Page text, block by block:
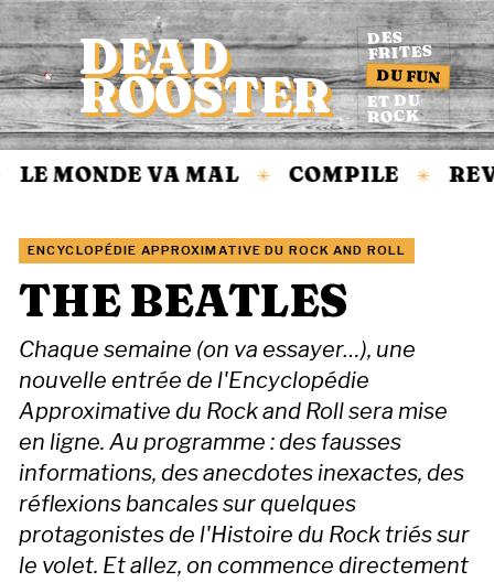
Accueil
DEAD
ROOSTER
DES
FRITES
DU FUN
ET DU
ROCK
LE MONDE VA MAL COMPILE
ENCYCLOPÉDIE APPROXIMATIVE DU ROCK AND ROLL
THE BEATLES
Chaque semaine (on va essayer…), une
nouvelle entrée de l'Encyclopédie
Approximative du Rock and Roll sera mise
en ligne. Au programme : des fausses
informations, des anecdotes inexactes, des
réflexions bancales sur quelques
protagonistes de l'Histoire du Rock triés sur
le volet. Et allez, on commence directement